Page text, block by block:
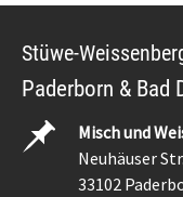
Stüwe-
Paderborn & Bad
Misch und
Neuhäuser
33102